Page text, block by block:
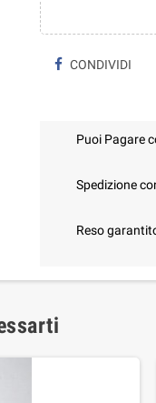
CONDIVIDI
Puoi Pagare
Spedizione
Reso